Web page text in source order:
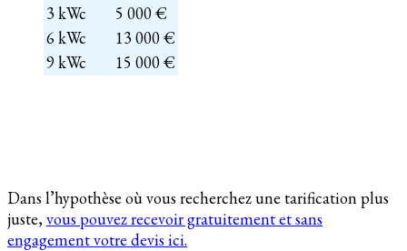
3 kWc
5 000 €
6 kWc
13 000 €
9 kWc
15 000 €
Dans l’hypothèse où vous recherchez une tarification plus
juste,vous pouvez recevoir gratuitement et sans
engagement votre devis ici.